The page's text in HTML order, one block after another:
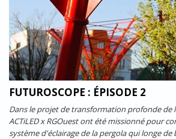
FUTUROSCOPE : ÉPISODE 2
Dans le projet de transformation profonde de
ACTiLED x RGOuest ont été missionné pour
système d'éclairage de la pergola qui longe de